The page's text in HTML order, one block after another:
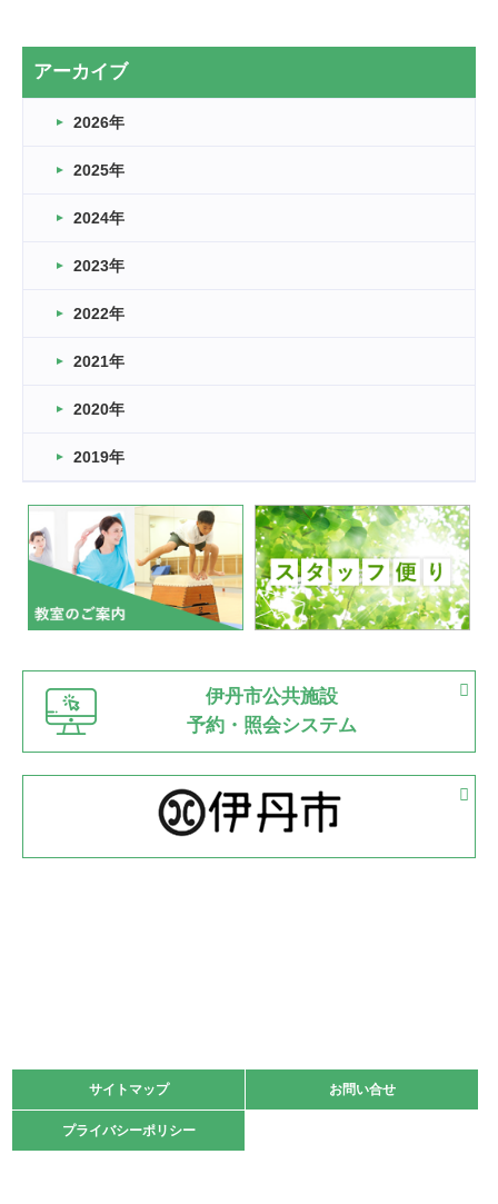
2026.03.20
なぎなた
2026.03.16
車いすバスケとRくんのお話
卒業・卒園の季節★
2026.03.11
緑ケ丘体育館
2022.11.03
緑ケ丘体育館
いたっぼーる大会☆彡
緑ケ丘体育館
2022.07.03
市内総合体育大会が開始
緑ケ丘体育館 猪名川運動広場
古池運動広場
2022.06.12
県知事杯争奪バレーボール大会が開催
緑ケ丘体育館
2022.05.05
体育協会長杯 バドミントン競技の部
2022.05.22
緑ケ丘体育館
2021.10.23
卓球選手権大会ラージボールの部開催☆
アーカイブ
2026年
2025年
2024年
2023年
2022年
2021年
2020年
2019年
伊丹市公共施設
予約・照会システム
サイトマップ お問い合せ
プライバシーポリシー
サイトマップ お問い合せ
プライバシーポリシー